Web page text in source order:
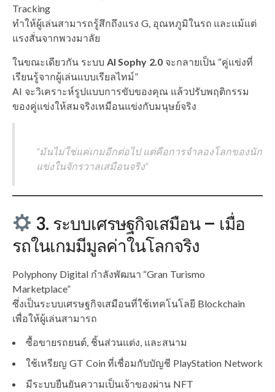
Tracking
ทำให้ผู้เล่นสามารถรู้สึกถึงแรง G, อุณหภูมิในรถ และแม้แต่
แรงสั่นจากพวงมาลัย
ในขณะเดียวกัน ระบบ AI Sophy 2.0 จะกลายเป็น “คู่แข่งที่
เรียนรู้จากผู้เล่นแบบเรียลไทม์”
AI จะวิเคราะห์รูปแบบการขับของคุณ แล้วปรับพฤติกรรม
ของคู่แข่งให้สมจริงเหมือนแข่งกับมนุษย์จริง
“มันไม่ใช่แค่เกมอีกต่อไป แต่คือการจำลองโลกของนัก
แข่งในจักรวาลเสมือนจริง”
3. ระบบเศรษฐกิจเสมือน – เมื่อ
รถในเกมมีมูลค่าในโลกจริง
Polyphony Digital กำลังพัฒนา “Gran Turismo
Marketplace”
ซึ่งเป็นระบบเศรษฐกิจเสมือนที่ใช้เทคโนโลยี Blockchain
เพื่อให้ผู้เล่นสามารถ
ซื้อขายรถยนต์, ชิ้นส่วนแต่ง, และสนาม
ใช้เหรียญ GT Coin ที่เชื่อมกับบัญชี PlayStation Network
มีระบบยืนยันความเป็นเจ้าของผ่าน NFT